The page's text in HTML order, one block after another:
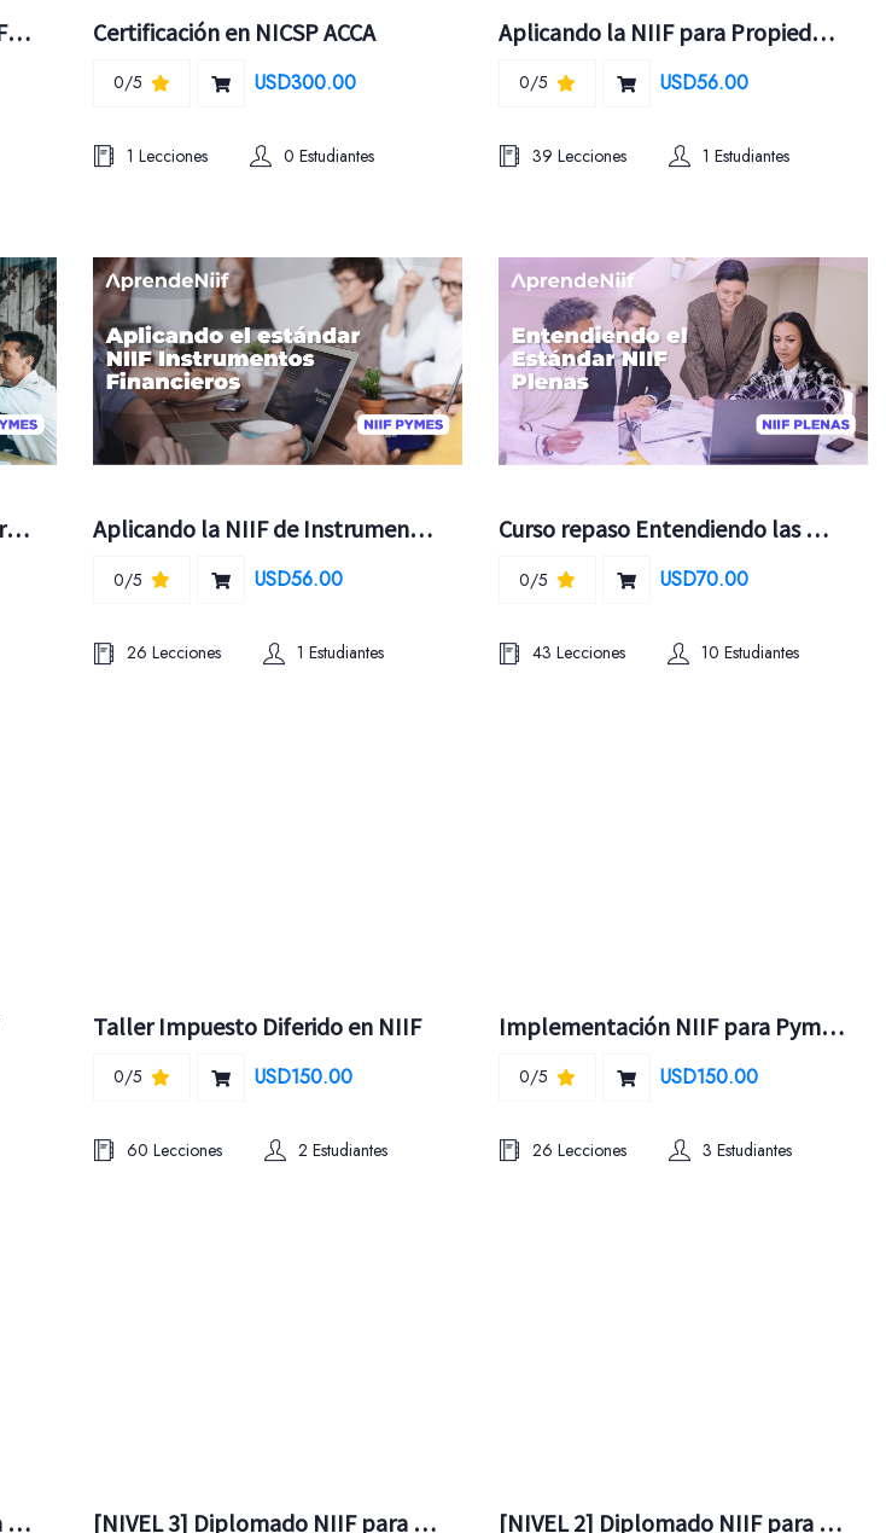
Preparación y Certificación NIIF PLENAS ACCA Certificación en NICSP ACCA
0/5 USD300.00
1 Lecciones 0 Estudiantes
Aplicando la NIIF para Propiedades Planta y Equipo
0/5 USD56.00
39 Lecciones 1 Estudiantes
Aplicando la NIIF para Inventarios Aplicando la NIIF de Instrumentos Financieros
0/5 USD56.00
26 Lecciones 1 Estudiantes
Curso repaso Entendiendo las NIIF PLENAS
0/5 USD70.00
43 Lecciones 10 Estudiantes
Taller Impuesto Diferido en NIIF
0/5 USD150.00
60 Lecciones 2 Estudiantes
Implementación NIIF para Pymes paso a paso
0/5 USD150.00
26 Lecciones 3 Estudiantes
[NIVEL 4] Diplomado NIIF para las Pymes [NIVEL 3] Diplomado NIIF para las Pymes [NIVEL 2] Diplomado NIIF para las Pymes